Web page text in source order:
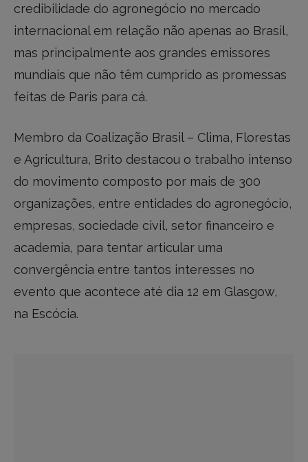
credibilidade do agronegócio no mercado
internacional em relação não apenas ao Brasil,
mas principalmente aos grandes emissores
mundiais que não têm cumprido as promessas
feitas de Paris para cá.
Membro da Coalização Brasil – Clima, Florestas
e Agricultura, Brito destacou o trabalho intenso
do movimento composto por mais de 300
organizações, entre entidades do agronegócio,
empresas, sociedade civil, setor financeiro e
academia, para tentar articular uma
convergência entre tantos interesses no
evento que acontece até dia 12 em Glasgow,
na Escócia.